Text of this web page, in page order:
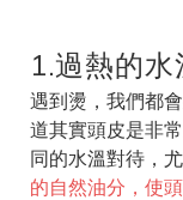
1.過熱的水
遇到燙，我們都
道其實頭皮是非
同的水溫對待，
的自然油分，使